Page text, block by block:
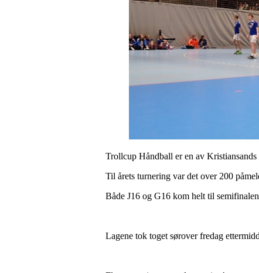
Trollcup Håndball er en av
Til årets turnering var det over 200
Både J16 og G16 kom helt til
Lagene tok toget sørover fredag